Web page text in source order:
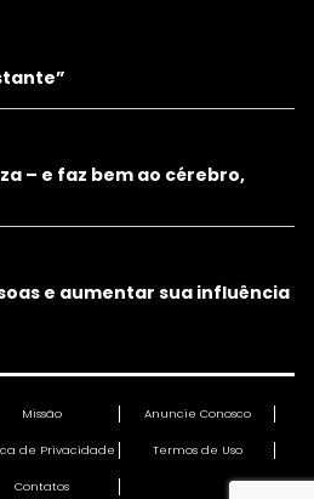
– e faz bem ao cérebro,
e aumentar sua influência
Missão Anuncie Conosco
de Privacidade Termos de Uso
Contatos